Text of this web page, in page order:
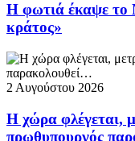
Η φωτιά έκαψε το
κράτος»
2 Αυγούστου 2026
Η χώρα φλέγεται,
πρωθυπουργός